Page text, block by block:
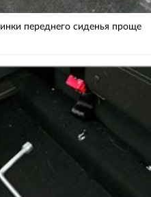
переднего сиденья проще